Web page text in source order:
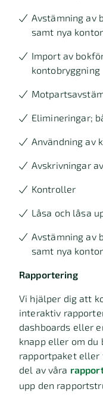
Avstämning av
samt nya
Import av
kontobryggning
Elimineringar;
Användning av
Avskrivningar
Kontroller
Låsa och låsa
Avstämning av
samt nya
Rapportering
Vi hjälper dig att
interaktiv
dashboards eller
knapp eller om
rapportpaket eller
del av våra
upp den